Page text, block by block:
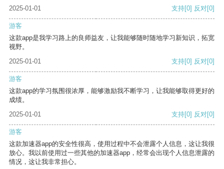
2025-01-01
支持[0] 反对[0]
游客
这款app是我学习路上的良师益友，让我能够随时随地学习新知识，拓宽
视野。
2025-01-01
支持[0] 反对[0]
游客
这款app的学习氛围很浓厚，能够激励我不断学习，让我能够取得更好的
成绩。
2025-01-01
支持[0] 反对[0]
游客
这款加速器app的安全性很高，使用过程中不会泄露个人信息，这让我很
放心。我以前使用过一些其他的加速器app，经常会出现个人信息泄露的
情况，这让我非常担心。